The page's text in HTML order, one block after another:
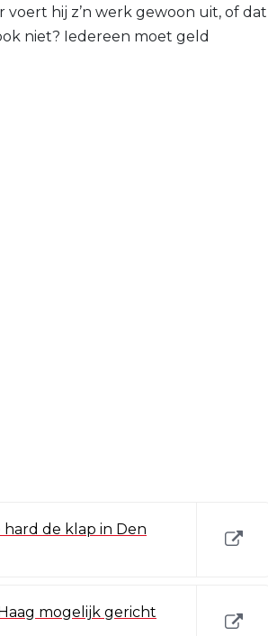
voert hij z’n werk gewoon uit, of dat
niet? Iedereen moet geld
hard de klap in Den
mogelijk gericht